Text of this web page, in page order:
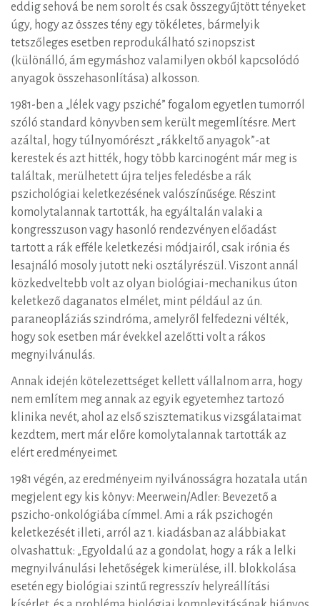
eddig sehová be nem sorolt és csak összegyűjtött tényeket
úgy, hogy az összes tény egy tökéletes, bármelyik
tetszőleges esetben reprodukálható szinopszist
(különálló, ám egymáshoz valamilyen okból kapcsolódó
anyagok összehasonlítása) alkosson.
1981-ben a „lélek vagy psziché” fogalom egyetlen tumorról
szóló standard könyvben sem került megemlítésre. Mert
azáltal, hogy túlnyomórészt „rákkeltő anyagok”-at
kerestek és azt hitték, hogy több karcinogént már meg is
találtak, merülhetett újra teljes feledésbe a rák
pszichológiai keletkezésének valószínűsége. Részint
komolytalannak tartották, ha egyáltalán valaki a
kongresszuson vagy hasonló rendezvényen előadást
tartott a rák efféle keletkezési módjairól, csak irónia és
lesajnáló mosoly jutott neki osztályrészül. Viszont annál
közkedveltebb volt az olyan biológiai-mechanikus úton
keletkező daganatos elmélet, mint például az ún.
paraneopláziás szindróma, amelyről felfedezni vélték,
hogy sok esetben már évekkel azelőtti volt a rákos
megnyilvánulás.
Annak idején kötelezettséget kellett vállalnom arra, hogy
nem említem meg annak az egyik egyetemhez tartozó
klinika nevét, ahol az első szisztematikus vizsgálataimat
kezdtem, mert már előre komolytalannak tartották az
elért eredményeimet.
1981 végén, az eredményeim nyilvánosságra hozatala után
megjelent egy kis könyv: Meerwein/Adler: Bevezető a
pszicho-onkológiába címmel. Ami a rák pszichogén
keletkezését illeti, arról az 1. kiadásban az alábbiakat
olvashattuk: „Egyoldalú az a gondolat, hogy a rák a lelki
megnyilvánulási lehetőségek kimerülése, ill. blokkolása
esetén egy biológiai szintű regresszív helyreállítási